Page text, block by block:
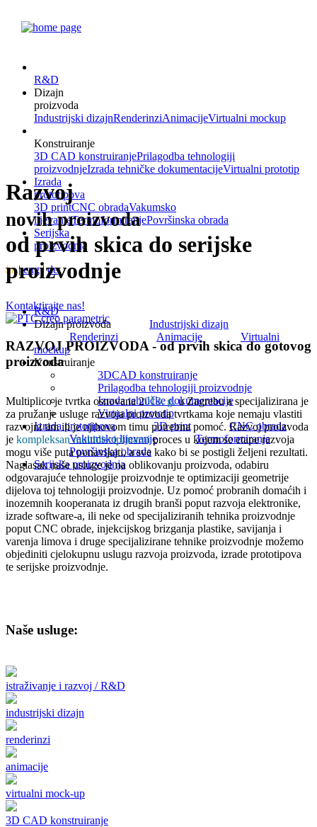
R&D
Dizajn
proizvoda
Industrijski dizajnRenderinziAnimacijeVirtualni mockup
Konstruiranje
3D CAD konstruiranjePrilagodba tehnologiji
proizvodnjeIzrada tehničke dokumentacijeVirtualni prototip
Izrada
prototipova
3D printCNC obradaVakumsko
lijevanjeTermoformiranjePovršinska obrada
Serijska
proizvodnja
hr|eng|de
R&D
Dizajn proizvoda
Industrijski dizajn
Renderinzi
Animacije
Virtualni
mockup
Konstruiranje
3DCAD konstruiranje
Prilagodba tehnologiji proizvodnje
Izrada tehničke dokumentacije
Virtualni prototip
Izrada prototipova
3D print
CNC obrada
Vakumsko lijevanje
Termoformiranje
Površinska obrada
Serijska proizvodnja
Razvoj
novih proizvoda
od prvih skica do serijske
proizvodnje
Kontaktirajte nas!
RAZVOJ PROIZVODA - od prvih skica do gotovog
proizvoda
Multiplico je tvrtka osnovana 2013. g.u Zagrebu a specijalizirana je
za pružanje usluge razvoja proizvoda tvrtkama koje nemaju vlastiti
razvojni tim ili je njihovom timu potrebna pomoć. Razvoj proizvoda
je kompleksan multidisciplinarniproces u kojem se etape razvoja
mogu više puta ponavljajti, a sve kako bi se postigli željeni rezultati.
Naglasak naše usluge je na oblikovanju proizvoda, odabiru
odgovarajuće tehnologije proizvodnje te optimizaciji geometrije
dijelova toj tehnologiji proizvodnje. Uz pomoć probranih domaćih i
inozemnih kooperanata iz drugih branši poput razvoja elektronike,
izrade software-a, ili neke od specijaliziranih tehnika proizvodnje
poput CNC obrade, injekcijskog brizganja plastike, savijanja i
varenja limova i druge specijalizirane tehnike proizvodnje možemo
objediniti cjelokupnu uslugu razvoja proizvoda, izrade prototipova
te serijske proizvodnje.
Naše usluge:
istraživanje i razvoj / R&D
industrijski dizajn
renderinzi
animacije
virtualni mock-up
3D CAD konstruiranje